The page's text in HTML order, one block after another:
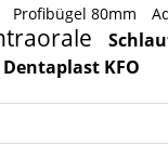
Profibügel 80mm
Dentaplast KFO